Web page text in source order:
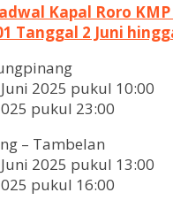
Kapal Roro
Tanggal 2 Juni
2025 pukul 10:00
pukul 23:00
– Tambelan
2025 pukul 13:00
pukul 16:00